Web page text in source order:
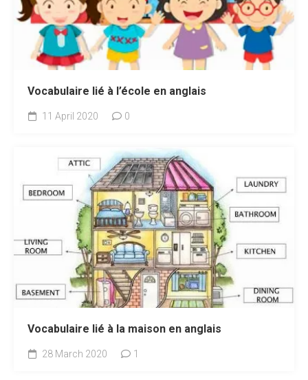
Vocabulaire lié à l’école en anglais
11 April 2020 0
Vocabulaire lié à la maison en anglais
28 March 2020 1